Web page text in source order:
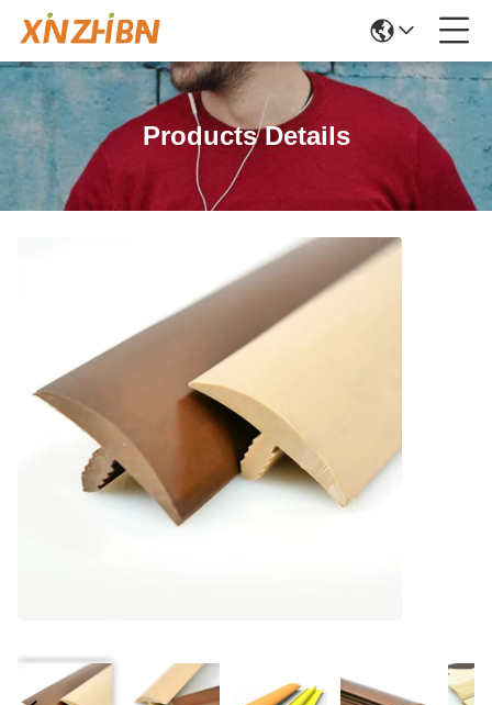
Products Details